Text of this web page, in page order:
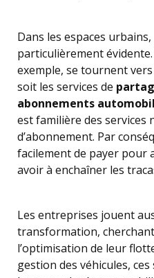
Dans les espaces
particulièrement
exemple, se tournent
soit les services de
abonnements
est familière des services
d’abonnement. Par
facilement de payer pour
avoir à enchaîner les
Les entreprises jouent
transformation,
l’optimisation de leur
gestion des véhicules,